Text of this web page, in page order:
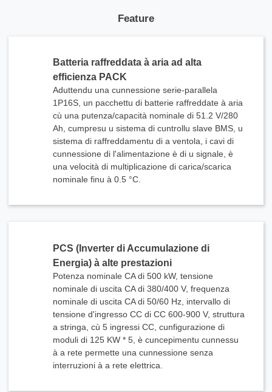
Feature
Batteria raffreddata à aria ad alta
efficienza PACK
Aduttendu una cunnessione serie-parallela
1P16S, un pacchettu di batterie raffreddate à aria
cù una putenza/capacità nominale di 51.2 V/280
Ah, cumpresu u sistema di cuntrollu slave BMS, u
sistema di raffreddamentu di a ventola, i cavi di
cunnessione di l'alimentazione è di u signale, è
una velocità di multiplicazione di carica/scarica
nominale finu à 0.5 °C.
PCS (Inverter di Accumulazione di
Energia) à alte prestazioni
Potenza nominale CA di 500 kW, tensione
nominale di uscita CA di 380/400 V, frequenza
nominale di uscita CA di 50/60 Hz, intervallo di
tensione d'ingresso CC di CC 600-900 V, struttura
a stringa, cù 5 ingressi CC, cunfigurazione di
moduli di 125 KW * 5, è cuncepimentu cunnessu
à a rete permette una cunnessione senza
interruzioni à a rete elettrica.